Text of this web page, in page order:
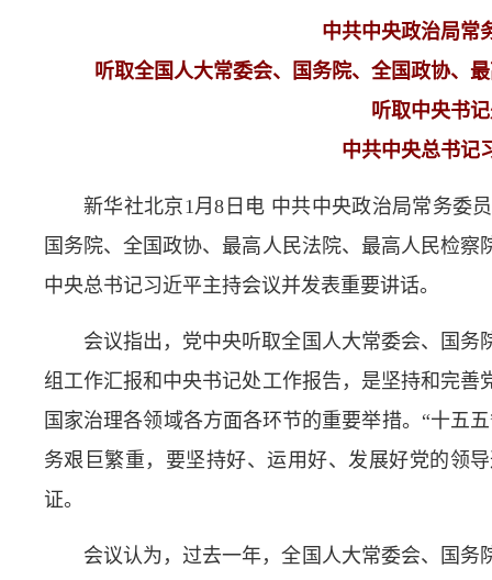
中共中央政治局常
听取全国人大常委会、国务院、全国政协、
听取中央书
中共中央总书记
新华社北京1月8日电 中共中央政治局常务委
国务院、全国政协、最高人民法院、最高人民检
中央总书记习近平主持会议并发表重要讲话。
会议指出，党中央听取全国人大常委会、国
组工作汇报和中央书记处工作报告，是坚持和完
国家治理各领域各方面各环节的重要举措。“十五
务艰巨繁重，要坚持好、运用好、发展好党的领
证。
会议认为，过去一年，全国人大常委会、国